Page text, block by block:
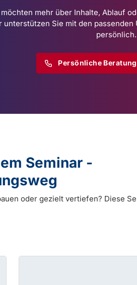
möchten mehr über Inhalte, Ablauf
unterstützen Sie mit den passenden
persönlich.
Persönliche
Seminar -
oder gezielt vertiefen? Diese